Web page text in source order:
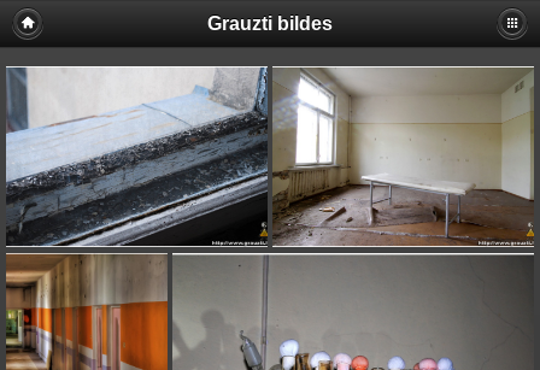
Grauzti bildes